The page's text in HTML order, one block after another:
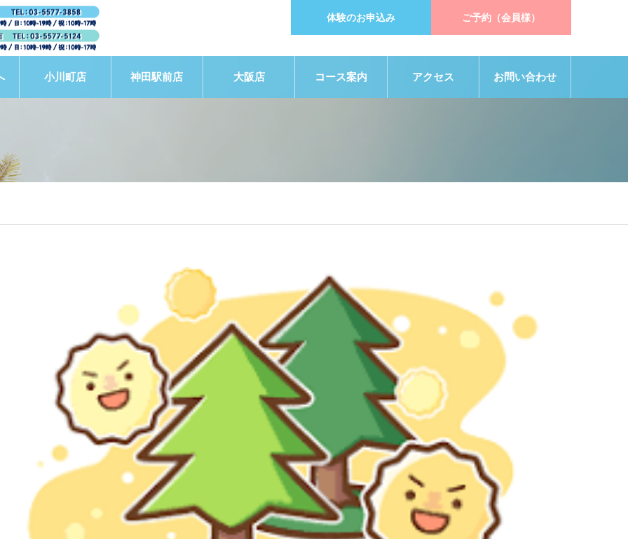
体験のお申込み ご予約（会員様）
小川町店 神田駅前店 大阪店 コース案内 アクセス お問い合わせ